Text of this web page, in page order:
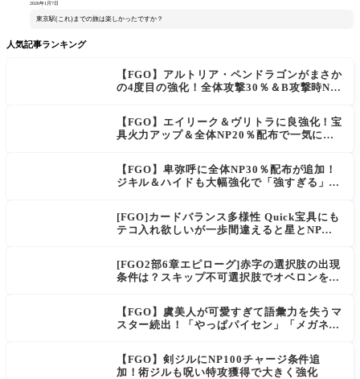
2026年1月7日
東京駅(これ)までの旅は楽しかったですか？
人気記事ランキング
【FGO】アルトリア・ペンドラゴンがまさか
の4度目の強化！全体攻撃30％＆B攻撃時NP
【FGO】エイリーク＆ヴリトラに良強化！宝
具火力アップ＆全体NP20％配布で一気に使
【FGO】卑弥呼に全体NP30％配布が追加！
ジキル＆ハイドも大幅強化で「強すぎる」の
[FGO]カードバランス多様性 Quick宝具にも
テコ入れ欲しいが一歩間違えると星とNP楽
[FGO2部6章エピローグ]赤字の選択肢の出現
条件は？スキップ不可選択肢でオベロンを疑
【FGO】虞美人が可愛すぎて語彙力を失うマ
スター続出！「やっぱパイセン」「メガネよ
【FGO】剣ジルにNP100チャージ条件追
加！術ジルも呪い特攻獲得で大きく強化